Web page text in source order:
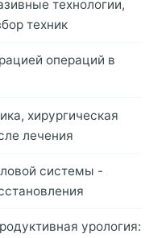
технологии,
техник
операций в
хирургическая
лечения
системы -
урология: